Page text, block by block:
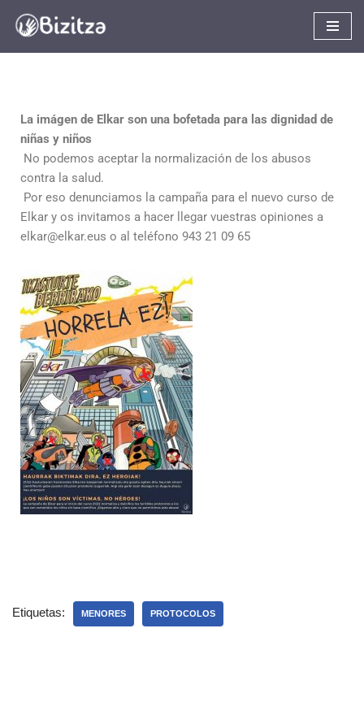
La imágen de Elkar son una bofetada para las dignidad de
niñas y niños
No podemos aceptar la normalización de los abusos
contra la salud.
Por eso denunciamos la campaña para el nuevo curso de
Elkar y os invitamos a hacer llegar vuestras opiniones a
elkar@elkar.eus o al teléfono 943 21 09 65
Etiquetas: MENORES PROTOCOLOS